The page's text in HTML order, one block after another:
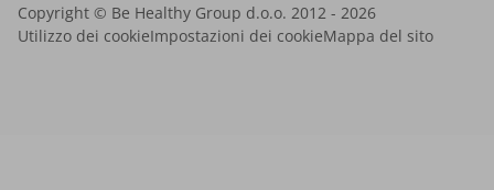
Copyright © Be Healthy Group d.o.o. 2012 - 2026
Utilizzo dei cookieImpostazioni dei cookieMappa del sito